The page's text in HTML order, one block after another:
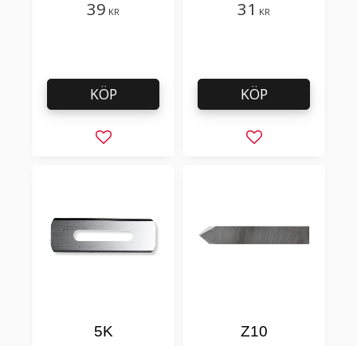
39 KR
Lägg till i favoriter
KÖP
31 KR
Lägg till i
KÖP
5K Z10